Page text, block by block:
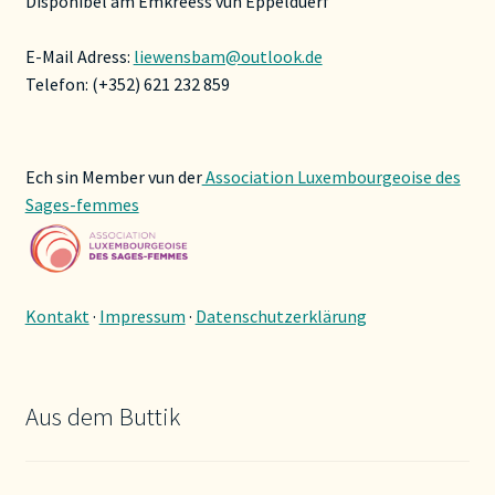
E-Mail Adress: liewensbam@outlook.de
Telefon: (+352) 621 232 859
Ech sin Member vun derAssociation Luxembourgeoise des
Sages-femmes
Kontakt· Impressum · Datenschutzerklärung
Aus dem Buttik